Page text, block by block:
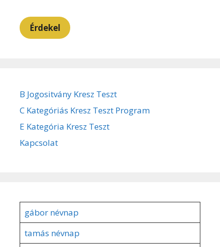
Érdekel
B Jogositvány Kresz Teszt
C Kategóriás Kresz Teszt Program
E Kategória Kresz Teszt
Kapcsolat
gábor névnap
tamás névnap